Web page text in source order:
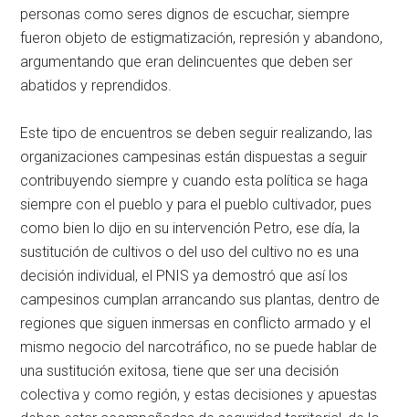
personas como seres dignos de escuchar, siempre
fueron objeto de estigmatización, represión y abandono,
argumentando que eran delincuentes que deben ser
abatidos y reprendidos.
Este tipo de encuentros se deben seguir realizando, las
organizaciones campesinas están dispuestas a seguir
contribuyendo siempre y cuando esta política se haga
siempre con el pueblo y para el pueblo cultivador, pues
como bien lo dijo en su intervención Petro, ese día, la
sustitución de cultivos o del uso del cultivo no es una
decisión individual, el PNIS ya demostró que así los
campesinos cumplan arrancando sus plantas, dentro de
regiones que siguen inmersas en conflicto armado y el
mismo negocio del narcotráfico, no se puede hablar de
una sustitución exitosa, tiene que ser una decisión
colectiva y como región, y estas decisiones y apuestas